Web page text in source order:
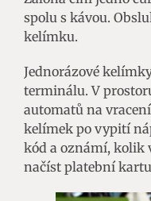
spolu s kávou.
kelímku.
Jednorázové
terminálu. V
automatů na
kelímek po vypití
kód a oznámí, kolik
načíst platební